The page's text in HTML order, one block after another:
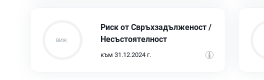
Риск от Свръхзадълженост /
Несъстоятелност
към 31.12.2024 г.